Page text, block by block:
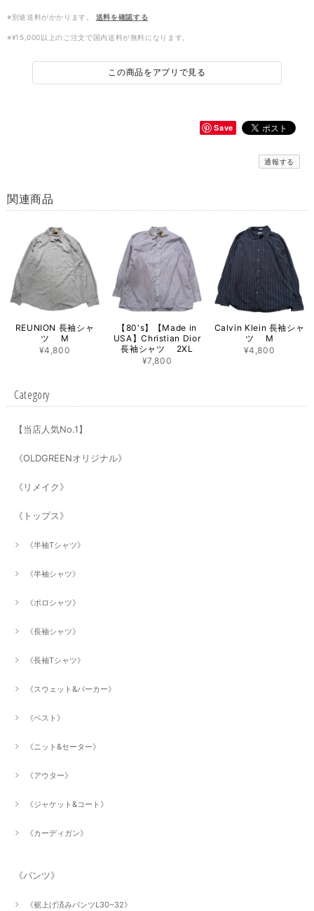
※別途送料がかかります。 送料を確認する
※¥15,000以上のご注文で国内送料が無料になります。
この商品をアプリで見る
Save
通報する
関連商品
REUNION 長袖シャ
ツ M
¥4,800
【80's】【Made in
USA】Christian Dior
長袖シャツ 2XL
¥7,800
Calvin Klein 長袖シャ
ツ M
¥4,800
Category
【当店人気No.1】
《OLDGREENオリジナル》
《リメイク》
《トップス》
《半袖Tシャツ》
《半袖シャツ》
《ポロシャツ》
《長袖シャツ》
《長袖Tシャツ》
《スウェット&パーカー》
《ベスト》
《ニット&セーター》
《アウター》
《ジャケット&コート》
《カーディガン》
《パンツ》
《裾上げ済みパンツL30~32》